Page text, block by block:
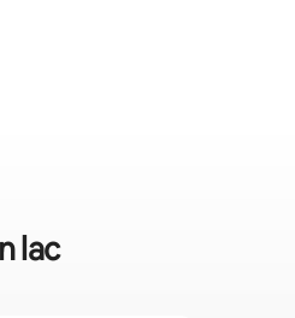
lac